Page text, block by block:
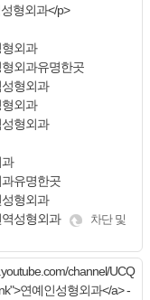
형외과</p>
외과
외과유명한곳
형외과
외과
형외과
유명한곳
형외과
성형외과
차단 및
channel/UCQ
연예인성형외과</a> -